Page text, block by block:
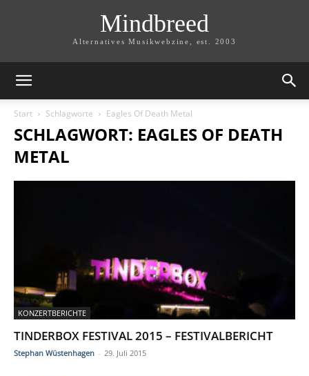
Mindbreed
Alternatives Musikwebzine, est. 2003
Start Schlagworte Eagles Of Death Metal
SCHLAGWORT: EAGLES OF DEATH
METAL
KONZERTBERICHTE
TINDERBOX FESTIVAL 2015 – FESTIVALBERICHT
Stephan Wüstenhagen - 29. Juli 2015